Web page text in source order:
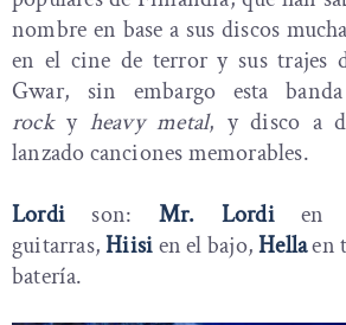
nombre en base a sus discos
en el cine de terror y sus trajes
Gwar, sin embargo esta
rock y heavy metal, y disco a
lanzado canciones memorables.
Lordi
son: Mr. Lordi en
guitarras, Hiisien el bajo, Hellaen
batería.